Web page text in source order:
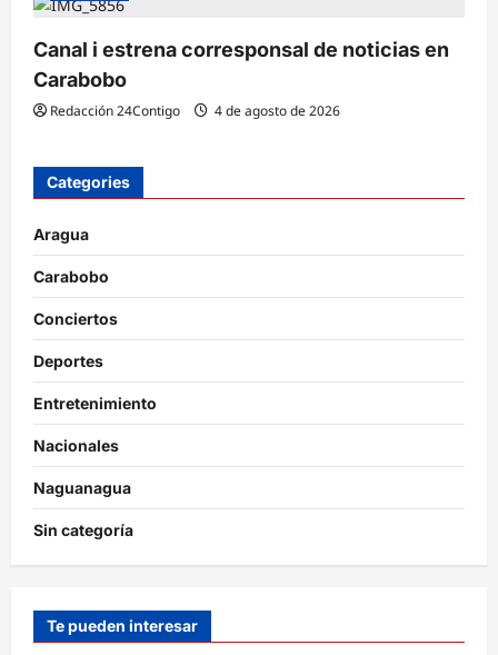
Canal i estrena corresponsal de noticias en
Carabobo
Redacción 24Contigo 4 de agosto de 2026
Categories
Aragua
Carabobo
Conciertos
Deportes
Entretenimiento
Nacionales
Naguanagua
Sin categoría
Te pueden interesar